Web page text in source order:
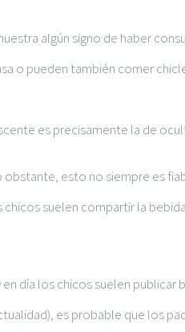
algún signo de haber
o pueden también comer
es precisamente la de
esto no siempre es
suelen compartir la
día los chicos suelen publicar
es probable que los